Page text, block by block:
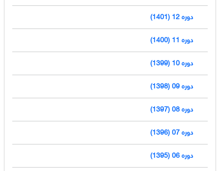
دوره 12 (1401)
دوره 11 (1400)
دوره 10 (1399)
دوره 09 (1398)
دوره 08 (1397)
دوره 07 (1396)
دوره 06 (1395)